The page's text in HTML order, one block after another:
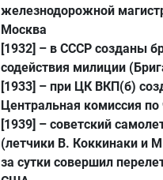
железнодорожной
Москва
[1932] – в СССР созданы
содействия милиции
[1933] – при ЦК ВКП(б)
Центральная комиссия по
[1939] – советский
(летчики В. Коккинаки и
за сутки совершил